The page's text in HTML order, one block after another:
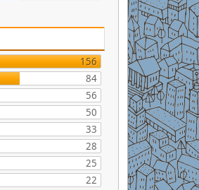
156
84
56
50
33
28
25
22